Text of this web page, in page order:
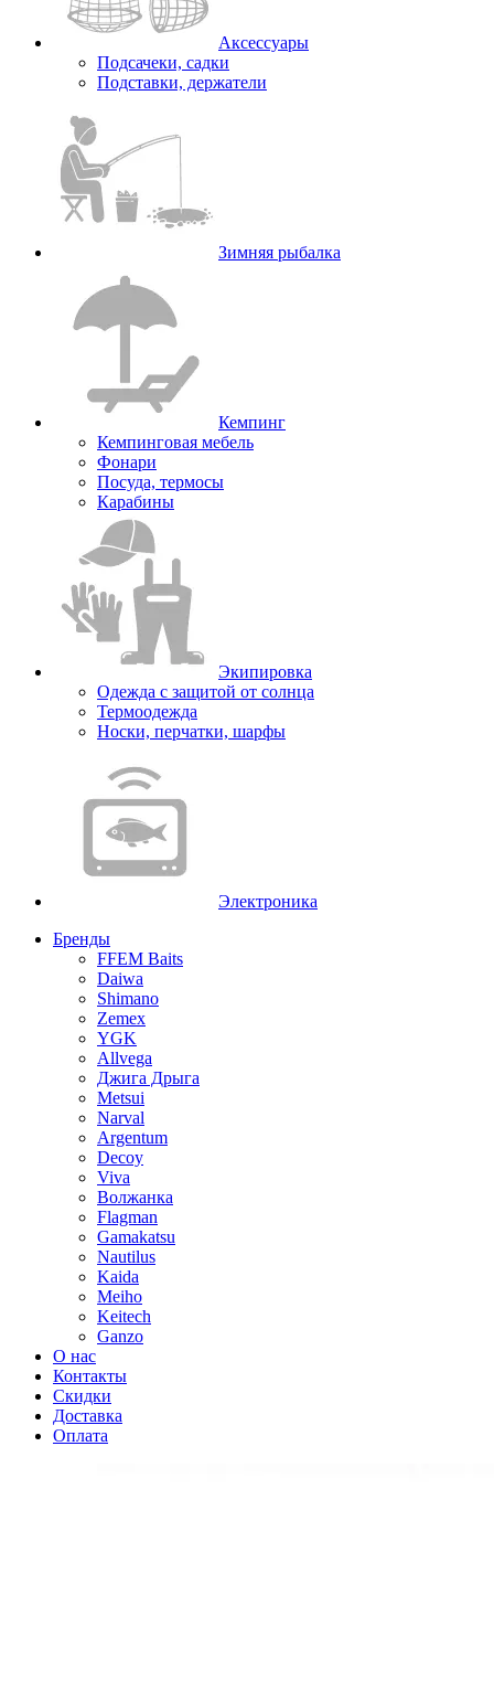
Аксессуары
Подсачеки, садки
Подставки, держатели
Зимняя рыбалка
Кемпинг
Кемпинговая мебель
Фонари
Посуда, термосы
Карабины
Экипировка
Одежда с защитой от солнца
Термоодежда
Носки, перчатки, шарфы
Электроника
Бренды
FFEM Baits
Daiwa
Shimano
Zemex
YGK
Allvega
Джига Дрыга
Metsui
Narval
Argentum
Decoy
Viva
Волжанка
Flagman
Gamakatsu
Nautilus
Kaida
Meiho
Keitech
Ganzo
О нас
Контакты
Скидки
Доставка
Оплата